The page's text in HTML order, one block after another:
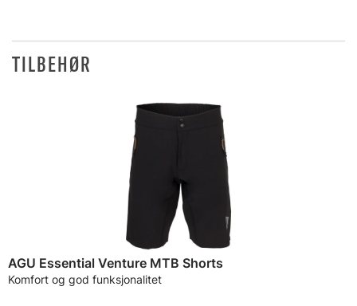
TILBEHØR
AGU Essential Venture MTB Shorts
Komfort og god funksjonalitet